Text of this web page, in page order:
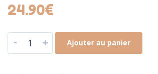
24.90€
- + Ajouter au panier